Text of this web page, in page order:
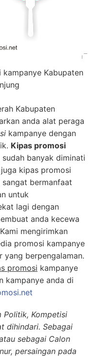
Kabupaten
Kabupaten
anda alat peraga
kampanye dengan
Kipas promosi
banyak diminati
kipas promosi
bermanfaat
untuk
lagi dengan
anda kecewa
mengirimkan
promosi kampanye
yang berpengalaman.
promosi kampanye
kampanye anda di
Politik, Kompetisi
dihindari. Sebagai
sebagai Calon
persaingan pada